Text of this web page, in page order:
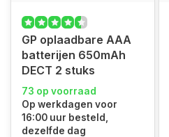
GP oplaadbare AAA
batterijen 650mAh
DECT 2 stuks
73 op voorraad
Op werkdagen voor
16:00 uur besteld,
dezelfde dag